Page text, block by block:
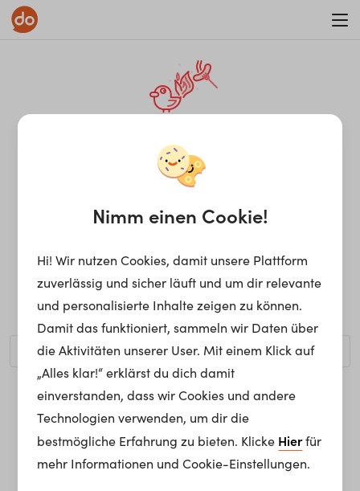
¡Ay, caramba! Seite nicht
gefunden.
Ups, die gewünschte Seite kann nicht gefunden werden.
Möchtest du nach einem bestimmten Begriff suchen?
Homepage
Nimm einen Cookie!
Hi! Wir nutzen Cookies, damit unsere Plattform
zuverlässig und sicher läuft und um dir relevante
und personalisierte Inhalte zeigen zu können.
Damit das funktioniert, sammeln wir Daten über
die Aktivitäten unserer User. Mit einem Klick auf
„Alles klar!“ erklärst du dich damit
einverstanden, dass wir Cookies und andere
Technologien verwenden, um dir die
bestmögliche Erfahrung zu bieten. Klicke Hierfür
mehr Informationen und Cookie-Einstellungen.